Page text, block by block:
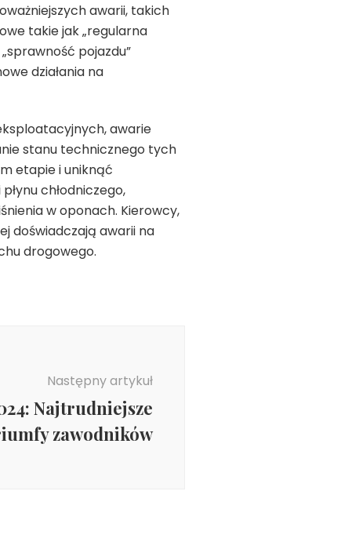
awarii, takich
takie jak „regularna
pojazdu”
działania na
awarie
stanu technicznego tych
etapie i uniknąć
chłodniczego,
w oponach. Kierowcy,
doświadczają awarii na
drogowego.
Następny artykuł
Najtrudniejsze
zawodników